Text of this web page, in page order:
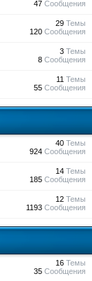
47Сообщения
29Темы
120Сообщения
3Темы
8Сообщения
11 Темы
55Сообщения
40Темы
924Сообщения
14Темы
185Сообщения
12Темы
1193Сообщения
16Темы
35Сообщения